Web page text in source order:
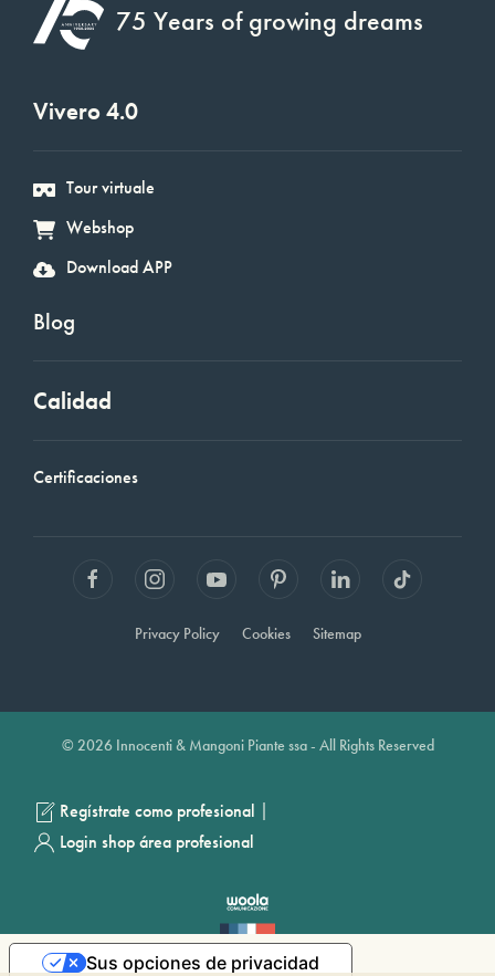
75 Years of growing dreams
Vivero 4.0
Tour virtuale
Webshop
Download APP
Blog
Calidad
Certificaciones
Privacy Policy Cookies Sitemap
© 2026 Innocenti & Mangoni Piante ssa - All Rights Reserved
Regístrate como profesional |
Login shop área profesional
Sus opciones de privacidad